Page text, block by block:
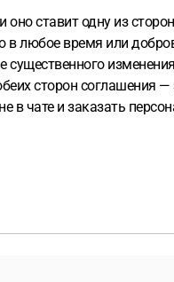
ставит одну из
любое время или
сторон соглашения
в чате и заказать